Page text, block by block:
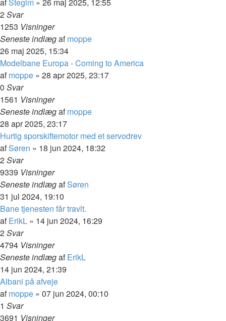
2Svar
1253 Visninger
Seneste indlægafmoppe
26 maj 2025, 15:34
Modelbane Europa - Coming to America
afmoppe » 28 apr 2025, 23:17
0 Svar
1561 Visninger
Seneste indlægafmoppe
28 apr 2025, 23:17
Hurtig sporskiftemotor med et servodrev
afSøren » 18 jun 2024, 18:32
2Svar
9339 Visninger
Seneste indlægafSøren
31 jul 2024, 19:10
Bane tjenesten får travlt.
afErikL » 14 jun 2024, 16:29
2Svar
4794 Visninger
Seneste indlægafErikL
14 jun 2024, 21:39
Albani på afveje
afmoppe » 07 jun 2024, 00:10
1 Svar
3691 Visninger